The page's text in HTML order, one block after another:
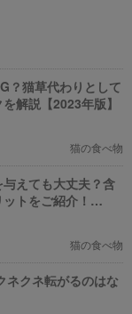
？猫草代わりとして
解説【2023年版】
猫の食べ物
与えても大丈夫？含
トをご紹介！
猫の食べ物
ネクネ転がるのはな